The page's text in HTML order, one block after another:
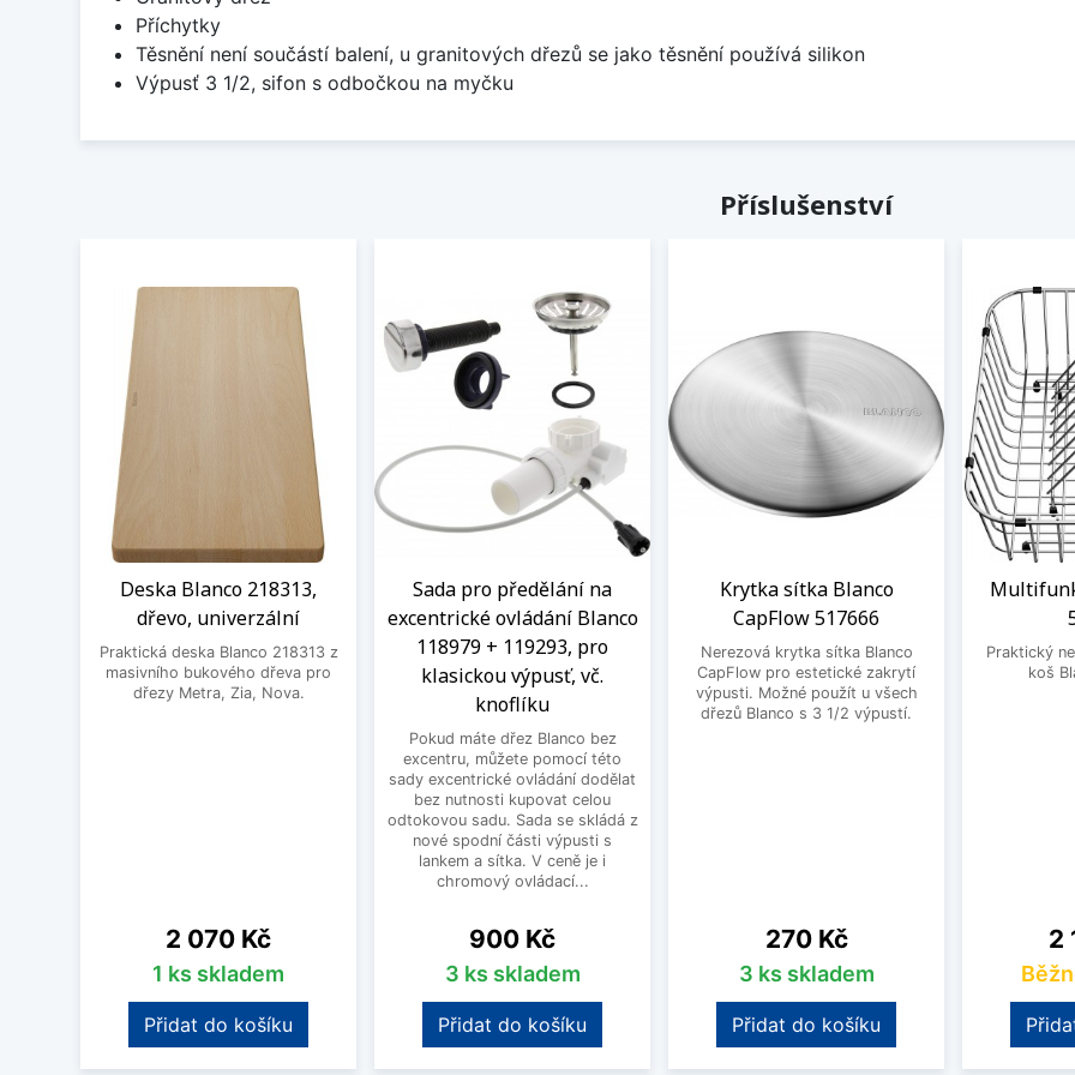
Příchytky
Těsnění není součástí balení, u granitových dřezů se jako těsnění používá silikon
Výpusť 3 1/2, sifon s odbočkou na myčku
Příslušenství
Deska Blanco 218313,
dřevo, univerzální
Praktická deska Blanco 218313 z
masivního bukového dřeva pro
dřezy Metra, Zia, Nova.
Cena
2 070 Kč
1 ks skladem
Přidat do košíku
Sada pro předělání na
excentrické ovládání Blanco
118979 + 119293, pro
klasickou výpusť, vč.
knoflíku
Pokud máte dřez Blanco bez
excentru, můžete pomocí této
sady excentrické ovládání dodělat
bez nutnosti kupovat celou
odtokovou sadu. Sada se skládá z
nové spodní části výpusti s
lankem a sítka. V ceně je i
chromový ovládací...
Cena
900 Kč
3 ks skladem
Přidat do košíku
Krytka sítka Blanco
CapFlow 517666
Nerezová krytka sítka Blanco
CapFlow pro estetické zakrytí
výpusti. Možné použít u všech
dřezů Blanco s 3 1/2 výpustí.
Cena
270 Kč
3 ks skladem
Přidat do košíku
Praktický
koš
2